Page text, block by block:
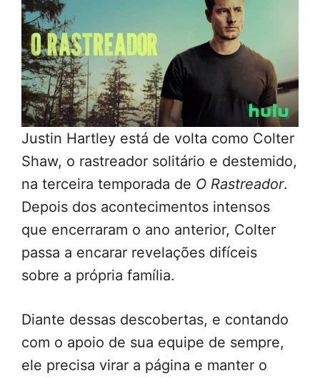
Justin Hartley está de volta como Colter
Shaw, o rastreador solitário e destemido,
na terceira temporada de O Rastreador.
Depois dos acontecimentos intensos
que encerraram o ano anterior, Colter
passa a encarar revelações difíceis
sobre a própria família.
Diante dessas descobertas, e contando
com o apoio de sua equipe de sempre,
ele precisa virar a página e manter o